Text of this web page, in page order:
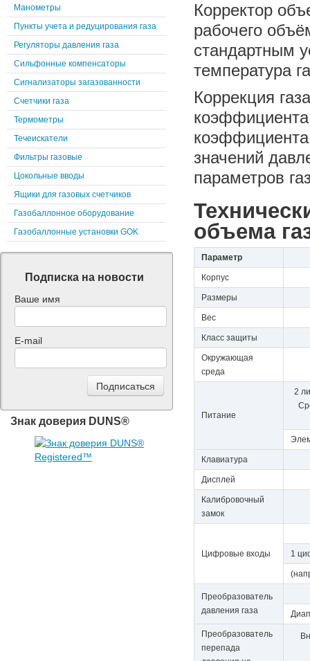
Корректор
рабочего
стандартным
температура
Коррекция
значений
параметров
объема
Параметр
Корпус
Размеры
Вес
Класс защиты
Окружающая
среда
Питание
2
Клавиатура
Дисплей
Калибровочный
замок
Цифровые входы 1
Преобразователь
давления газа
Преобразователь
перепада
Манометры
Пункты учета и редуцирования газа
Регуляторы давления газа
Сильфонные компенсаторы
Сигнализаторы загазованности
Счетчики газа
Термометры
Течеискатели
Фильтры газовые
Цокольные вводы
Ящики для газовых счетчиков
Газобаллонное оборудование
Газобаллонные установки GOK
Подписка на новости
Ваше имя
E-mail
Знак доверия DUNS®